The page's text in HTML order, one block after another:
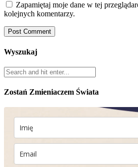
Zapamiętaj moje dane w tej
kolejnych komentarzy.
Wyszukaj
Zostań Zmieniaczem Świata